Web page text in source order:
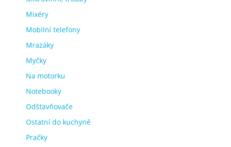
Mixéry
Mobilní telefony
Mrazáky
Myčky
Na motorku
Notebooky
Odšťavňovače
Ostatní do kuchyně
Pračky